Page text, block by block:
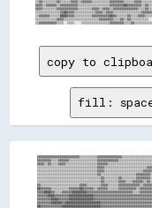
copy to
fill:
▓▓▓▓▓▓▓▓▓▓▓▓▓▓▓▓▓▓▓▓▓▓▓▓▒▒▒▒▒▒▒▒▒▒▓▓▓▓▓▓▓▓▓▓▓▓▓▓▒▒▒▒▒▒▒▒▒▒▒▒▒▒▒▒▒▒▒▒▒▒▒▒▒▒▒▒▒▒▒▒▒▒▒▒▒▒▒▒▒▒▒▒▒▒▒▒▒▒▒▒▒▒▒▒▓▓▓▓▓▓▓▓▒▒▒▒▒▒▒▒▒▒▒▒▒▒▒▒▓▓▓▓▓▓▓▓▓▓▓▓▓▓▓▓▒▒▒▒▒▒▒▒▒▒▒▒▒▒▒▒▒▒▒▒▒▒▒▒▓▓████████████
▓▓▓▓▓▓▓▓▒▒▒▒▓▓▓▓▓▓▒▒▒▒▒▒▒▒▒▒▒▒▒▒▒▒▓▓▓▓▓▓▓▓▓▓▓▓▒▒▒▒▒▒▒▒▒▒▒▒▒▒▒▒▒▒▒▒▒▒▒▒▒▒▒▒▒▒▒▒▒▒▒▒▒▒▒▒▒▒▓▓▓▓▓▓▓▓▒▒▒▒▒▒▒▒▓▓▓▓▓▓▒▒▒▒▓▓▒▒▒▒▒▒▒▒▒▒▓▓▓▓▓▓▓▓▓▓▓▓▓▓▒▒▒▒▒▒▒▒▒▒▒▒▒▒▒▒▒▒▒▒▒▒▒▒▒▒▒▒▓▓████████████
▓▓▓▓▒▒▓▓▒▒▒▒▓▓▓▓▒▒▒▒▒▒▒▒▒▒▒▒▒▒▒▒▒▒▓▓▓▓▓▓▒▒▒▒▒▒▒▒▒▒▒▒▒▒▒▒▒▒▒▒▒▒▒▒▒▒▓▓▓▓▓▓▒▒▒▒▒▒▒▒▒▒▒▒▒▒▒▒▓▓▓▓▓▓▒▒▒▒▒▒▒▒▒▒▓▓▓▓▓▓▒▒▒▒▒▒▒▒▒▒▒▒▒▒▓▓▓▓▓▓▓▓▓▓▓▓▓▓▒▒▒▒▒▒▒▒▒▒▒▒▒▒▒▒▒▒▒▒▒▒▒▒▒▒▒▒▒▒▓▓████████████
▒▒▒▒▒▒▒▒▒▒▒▒▒▒▒▒▒▒▒▒▒▒▒▒▒▒▒▒▒▒▒▒▒▒▓▓▓▓▒▒▒▒▒▒▒▒▒▒▒▒▒▒▒▒▒▒▒▒▒▒▒▒▓▓▓▓▓▓▓▓▒▒▒▒▒▒▒▒▒▒▒▒▒▒▒▒▒▒▓▓▓▓▓▓▒▒▓▓▒▒▒▒▒▒▒▒▒▒▒▒▒▒▒▒▒▒▒▒▒▒▒▒▓▓▓▓▓▓▓▓▓▓▓▓▒▒▒▒▒▒▒▒▒▒▒▒▒▒▒▒▒▒▒▒▒▒▒▒▒▒▒▒▒▒▒▒▒▒▓▓████████████
▒▒▒▒▒▒▒▒▒▒▒▒▒▒▒▒▒▒▒▒▒▒▒▒▒▒▒▒▒▒▒▒▒▒▓▓▓▓▒▒▒▒▒▒▒▒▒▒▒▒▒▒▒▒▒▒▒▒▒▒▓▓▓▓▓▓▒▒▒▒▒▒▒▒▒▒▒▒▒▒▒▒▒▒▒▒▓▓▓▓▓▓▓▓▓▓▒▒▒▒▒▒▒▒▒▒▒▒▒▒▒▒▒▒▓▓▓▓▒▒▒▒▓▓▓▓▓▓▓▓▓▓▒▒▒▒▒▒▒▒▒▒░░▒▒▒▒▒▒▒▒▒▒▒▒▒▒▒▒▒▒▒▒▒▒▒▒▒▒▓▓▓▓▓▓▒▒▓▓▓▓
▒▒▒▒▒▒▒▒▒▒▒▒▒▒▒▒▒▒▒▒▒▒▒▒▒▒▒▒▒▒▒▒▒▒▓▓▒▒▒▒▒▒▒▒▒▒▒▒▒▒▒▒▒▒▒▒▓▓▓▓▓▓▓▓▒▒▒▒▒▒▒▒▒▒▒▒▒▒▒▒▓▓▓▓▓▓▓▓▓▓▓▓▓▓▒▒▒▒▒▒▒▒▒▒▒▒▒▒▒▒▒▒▒▒▓▓▒▒▒▒▒▒▓▓▒▒▒▒▓▓▒▒▒▒▒▒▒▒▒▒░░░░▒▒▒▒▒▒▒▒▒▒▒▒▒▒▒▒▒▒▒▒▒▒▒▒▒▒▒▒▓▓▓▓▓▓▒▒▒▒
▒▒▒▒▒▒▒▒▒▒▒▒▒▒▒▒▒▒▒▒▒▒▒▒▒▒▒▒▒▒▒▒▒▒▒▒▓▓▒▒▒▒▒▒▒▒▓▓▒▒▒▒▒▒▒▒▓▓▓▓▓▓▓▓▒▒▒▒▒▒▒▒▒▒▓▓▓▓▓▓▓▓▓▓▓▓▓▓▓▓▓▓▓▓▒▒▒▒▒▒▒▒▒▒▒▒▒▒▒▒▒▒▒▒▒▒▒▒▒▒▒▒▒▒▒▒▒▒▓▓▒▒▒▒▒▒▒▒▒▒░░░░▒▒▒▒▒▒▒▒░░░░▒▒▒▒▒▒▒▒▒▒▒▒▒▒▒▒▒▒▓▓▓▓▓▓▒▒
▒▒▒▒▒▒▒▒▒▒▒▒▒▒▒▒▒▒▒▒▒▒▒▒▒▒▒▒▒▒▒▒▒▒▒▒▓▓▒▒▒▒▒▒▒▒▓▓▓▓▒▒▒▒▓▓▓▓▓▓▒▒▓▓▒▒▒▒▒▒▒▒▓▓▓▓▓▓▓▓▓▓▓▓▒▒▒▒▒▒▓▓▓▓▒▒▒▒▒▒▒▒▓▓▓▓▒▒▒▒▒▒▒▒▒▒▒▒▓▓▓▓▓▓▒▒▒▒▓▓▒▒▒▒▒▒▒▒▒▒▒▒▒▒▒▒▒▒▒▒▒▒▒▒▒▒▒▒▒▒▒▒▒▒▒▒▒▒▒▒▒▒▒▒▒▒▓▓▓▓▒▒
▓▓▒▒▒▒▒▒▒▒▒▒▒▒▒▒▒▒▒▒▒▒▒▒▓▓▓▓▒▒▒▒▒▒▒▒▓▓▓▓▒▒▒▒▒▒▓▓▓▓▓▓▓▓▓▓▓▓▒▒▓▓▓▓▓▓▓▓▒▒▓▓▓▓▓▓▓▓▓▓▓▓▒▒▒▒▒▒▓▓▓▓▒▒▒▒▒▒▒▒▒▒▓▓▓▓▓▓▒▒▒▒▒▒▒▒▓▓▓▓▓▓▒▒▒▒▒▒▒▒▒▒▒▒▒▒▒▒▒▒▒▒▒▒▒▒▒▒▒▒▒▒▒▒▒▒▒▒▒▒▒▒▒▒▒▒░░▒▒▒▒▒▒▒▒▒▒▓▓▓▓
██▓▓▓▓▓▓▒▒▒▒▒▒▒▒▒▒▓▓▓▓▓▓██▓▓▓▓▓▓▒▒▓▓▓▓▓▓▒▒▒▒▒▒▓▓▓▓▓▓▓▓▓▓▒▒▓▓▓▓▓▓▓▓▓▓▓▓▓▓▓▓▓▓▒▒▓▓▓▓▓▓▓▓▓▓▓▓▒▒▒▒▒▒▒▒▒▒▒▒▓▓▒▒▒▒▒▒▒▒▒▒▓▓▓▓▒▒▒▒▒▒▒▒▒▒▒▒▒▒▒▒▒▒▒▒▒▒▒▒▒▒▒▒▒▒▒▒▒▒▒▒▒▒▒▒▒▒▒▒▒▒▒▒▒▒▒▒▒▒▒▒▒▒▒▒▓▓▓▓
▓▓▓▓████▓▓▒▒▒▒▓▓▓▓▓▓████████▓▓▓▓▓▓▓▓▓▓▓▓▓▓▓▓▓▓▓▓▓▓▓▓▓▓▒▒▒▒▓▓▓▓▓▓▓▓▓▓▓▓▒▒▒▒▓▓▓▓▓▓▓▓▓▓▓▓▓▓▒▒▒▒▒▒▒▒▒▒▒▒▒▒▓▓▒▒▒▒▒▒▓▓▓▓▒▒▒▒▒▒▒▒▒▒▒▒▒▒▒▒▒▒▒▒▒▒▒▒▒▒▒▒▒▒▒▒░░▒▒▒▒▒▒▒▒░░▒▒▒▒▒▒▒▒░░▒▒▒▒▒▒▒▒▒▒▒▒▒▒
▓▓▓▓▓▓████▓▓▓▓▓▓▓▓██████████████▓▓▓▓▓▓▓▓▓▓▓▓▓▓▓▓▓▓▓▓▓▓▓▓▓▓▓▓▓▓▓▓▓▓▓▓▓▓▒▒▒▒▓▓▓▓▓▓▓▓▓▓▓▓▒▒▒▒▒▒▒▒▓▓▒▒▒▒▓▓▓▓▒▒▒▒▒▒▒▒▒▒▒▒▒▒▒▒▒▒▒▒▒▒▒▒▒▒▒▒░░░░▒▒▒▒▒▒░░░░░░▒▒▒▒▒▒▒▒▒▒▒▒▒▒▒▒▒▒▒▒░░░░░░░░░░░░▒▒
▓▓▓▓▓▓▓▓████▓▓▓▓▓▓██████████████▓▓▓▓▓▓▓▓▓▓▓▓▓▓▓▓▓▓▓▓▓▓▓▓▓▓▓▓▓▓▓▓▓▓▒▒▒▒▓▓▓▓▓▓▓▓▓▓▓▓▒▒▒▒░░░░░░▒▒▒▒▒▒▒▒▓▓▓▓▒▒▒▒▒▒▒▒▒▒▒▒▒▒░░▒▒▒▒▒▒▒▒▒▒░░▒▒▒▒▒▒▒▒▒▒▒▒▒▒▒▒▒▒▒▒▒▒▒▒░░▒▒▒▒▒▒▒▒▒▒░░░░░░░░▒▒▒▒▒▒
▓▓▓▓▓▓▓▓██████▓▓████████████████████▓▓▓▓▓▓▓▓▓▓▓▓▓▓▓▓▓▓▓▓▓▓▓▓▓▓▓▓▓▓▒▒▒▒▓▓▓▓▓▓▒▒░░░░░░░░░░░░░░▒▒░░░░░░░░▒▒▒▒▒▒▒▒▒▒▒▒▒▒▒▒░░▒▒▒▒▒▒▒▒▒▒▒▒▒▒▒▒▒▒▒▒▓▓▓▓▒▒▒▒▒▒▒▒▒▒▒▒▒▒▒▒▒▒▒▒▒▒▒▒▒▒░░░░░░▓▓▓▓▓▓
██▓▓▓▓▓▓▓▓▓▓▓▓██████████████████████▓▓▓▓▓▓▓▓▓▓▓▓▓▓▓▓▓▓▓▓▓▓▓▓▓▓▓▓▓▓▓▓▓▓▓▓▓▓░░░░░░░░░░░░░░▒▒▒▒▒▒▒▒▒▒░░░░░░░░▒▒▒▒▒▒▒▒▒▒▒▒▒▒░░▒▒▒▒▒▒▒▒▒▒▒▒▒▒░░▒▒▒▒▓▓▓▓▒▒▒▒▒▒▒▒▒▒▒▒▒▒▒▒▒▒▒▒░░▒▒▒▒░░░░▒▒▓▓▓▓
▓▓▓▓▓▓▓▓▓▓▓▓▓▓▓▓▓▓████████████████████▓▓▓▓██▓▓▓▓▓▓▓▓▓▓▓▓▓▓▓▓▓▓▓▓▓▓▓▓▓▓▒▒░░░░░░░░░░▒▒▒▒▒▒▒▒▒▒▒▒▒▒▒▒▒▒░░░░░░░░░░▒▒▒▒▒▒▒▒▒▒▒▒▒▒▒▒▒▒▒▒▒▒▒▒▒▒▒▒▒▒▒▒▓▓▓▓▓▓▓▓▒▒▒▒▓▓▓▓▒▒▒▒▒▒▒▒▒▒░░░░░░░░░░▒▒▒▒
▓▓▓▓▓▓▒▒▒▒▒▒▒▒▓▓▓▓▓▓▓▓▓▓▓▓██▓▓████████████████▓▓▓▓▓▓▓▓▓▓▓▓▓▓▓▓▓▓▒▒▓▓▒▒░░░░░░░░░░░░░░░░░░▒▒▒▒▒▒▒▒▒▒▒▒░░░░░░░░░░░░▒▒▒▒▒▒▒▒▒▒▒▒▒▒▒▒▒▒▒▒▒▒▓▓▓▓▓▓▓▓▒▒▒▒▒▒▓▓▓▓▓▓▒▒▒▒▒▒▒▒▒▒▓▓░░░░░░░░░░░░░░▒▒
▓▓▓▓▓▓▒▒▒▒▒▒▒▒▓▓▓▓▓▓▓▓▓▓▓▓▓▓▓▓▓▓▓▓▓▓▓▓▓▓▓▓████████▓▓▓▓▓▓▓▓▓▓▓▓▒▒▓▓▓▓░░▒▒░░▒▒░░░░░░░░▒▒░░▒▒▒▒▓▓▓▓▒▒▒▒▒▒▒▒▒▒▒▒▒▒░░░░▒▒▒▒▒▒▒▒▒▒▒▒▒▒▒▒▒▒▒▒▓▓▓▓▓▓▓▓▓▓▒▒▒▒▒▒▓▓▓▓▒▒▒▒▒▒▒▒▒▒▒▒▒▒░░░░░░░░░░░░░░